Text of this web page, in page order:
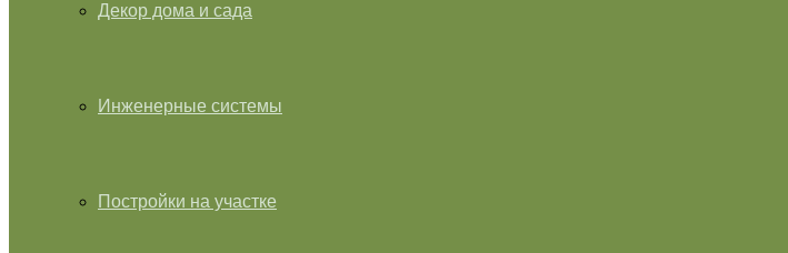
Декор дома и сада
Инженерные системы
Постройки на участке